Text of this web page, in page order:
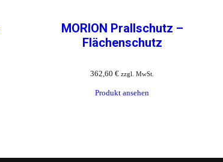
MORION Prallschutz –
Flächenschutz
362,60 € zzgl. MwSt.
Produkt ansehen